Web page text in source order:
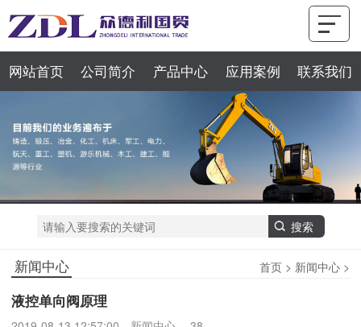
网站首页 公司简介 产品中心 应用案例 联系我们
新闻中心 首页 > 新闻中心 >
液控单向阀原理